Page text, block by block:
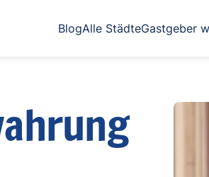
BlogAlle StädteGastgeber